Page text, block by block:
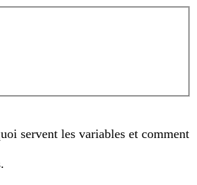
servent les variables et comment